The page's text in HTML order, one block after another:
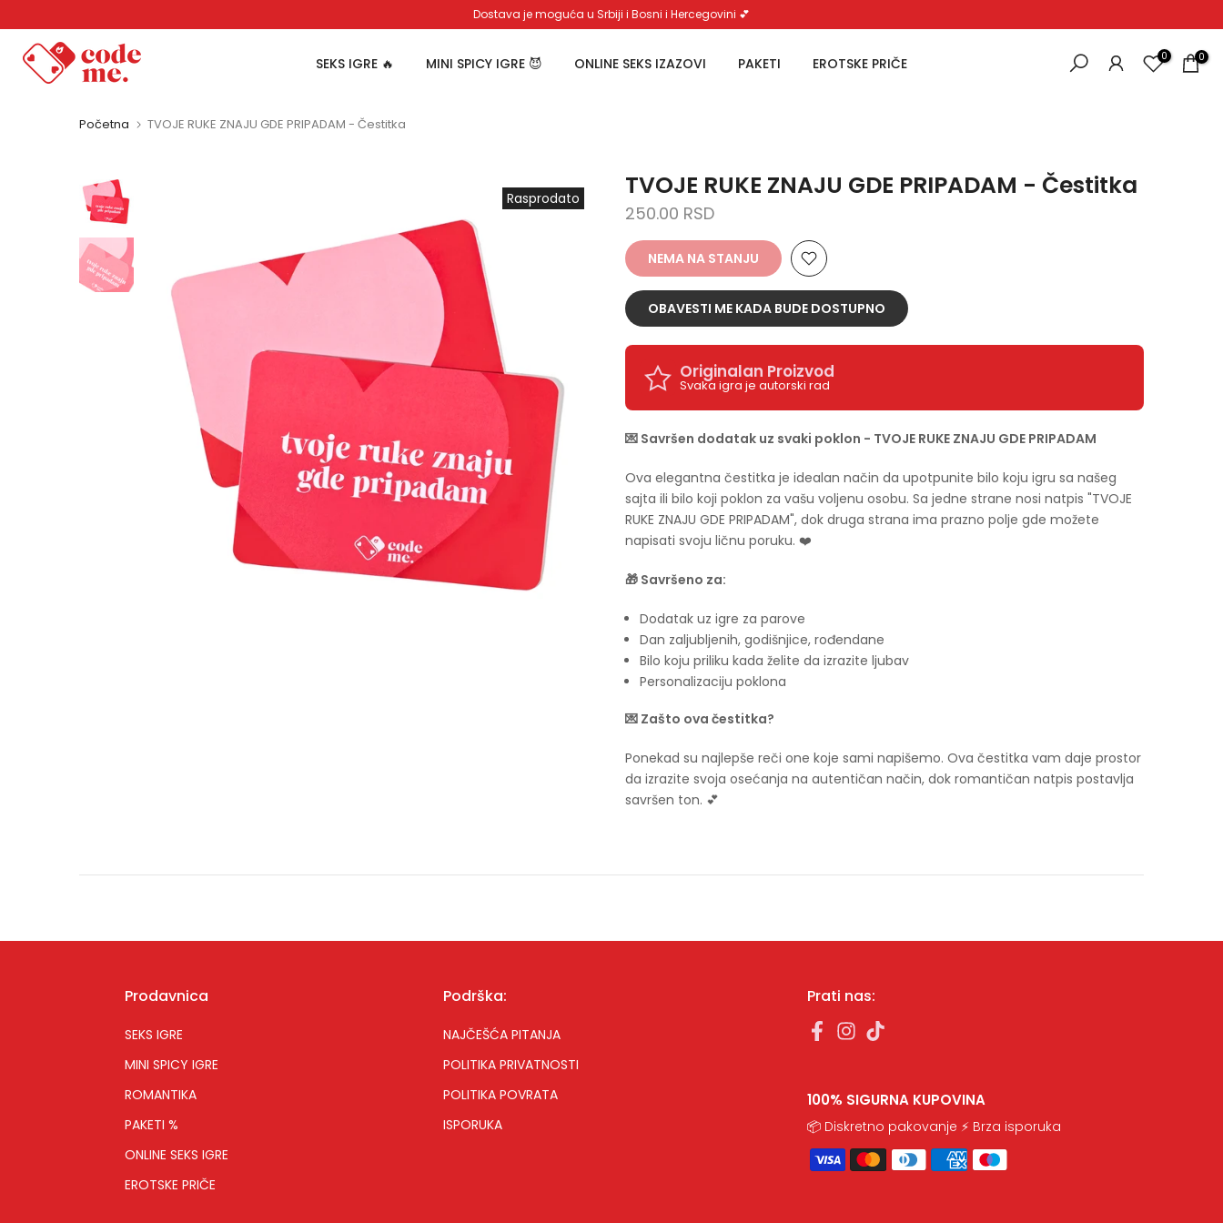
sadržaj
Dostava je moguća u Srbiji i Bosni i Hercegovini 💕
SEKS IGRE 🔥 MINI SPICY IGRE 😈 ONLINE SEKS IZAZOVI PAKETI EROTSKE PRIČE 0 0
Početna TVOJE RUKE ZNAJU GDE PRIPADAM - Čestitka
Rasprodato TVOJE RUKE ZNAJU GDE PRIPADAM - Čestitka
250.00 RSD
NEMA NA STANJU
OBAVESTI ME KADA BUDE DOSTUPNO
Originalan Proizvod
Svaka igra je autorski rad
💌 Savršen dodatak uz svaki poklon - TVOJE RUKE ZNAJU GDE PRIPADAM
Ova elegantna čestitka je idealan način da upotpunite bilo koju igru sa našeg
sajta ili bilo koji poklon za vašu voljenu osobu. Sa jedne strane nosi natpis "TVOJE
RUKE ZNAJU GDE PRIPADAM", dok druga strana ima prazno polje gde možete
napisati svoju ličnu poruku. ❤️
🎁 Savršeno za:
Dodatak uz igre za parove
Dan zaljubljenih, godišnjice, rođendane
Bilo koju priliku kada želite da izrazite ljubav
Personalizaciju poklona
💌 Zašto ova čestitka?
Ponekad su najlepše reči one koje sami napišemo. Ova čestitka vam daje prostor
da izrazite svoja osećanja na autentičan način, dok romantičan natpis postavlja
savršen ton. 💕
Prodavnica
SEKS IGRE
MINI SPICY IGRE
ROMANTIKA
PAKETI %
ONLINE SEKS IGRE
EROTSKE PRIČE
Podrška:
NAJČEŠĆA PITANJA
POLITIKA PRIVATNOSTI
POLITIKA POVRATA
ISPORUKA
Prati nas:
100% SIGURNA KUPOVINA
📦 Diskretno pakovanje ⚡ Brza isporuka